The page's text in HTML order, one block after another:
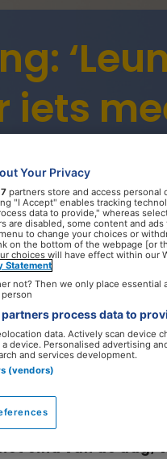
iets
23 november 2022
eind van de dag,
Your Privacy
partners store and access
"I Accept" enables tracking
data to provide," whereas
are disabled, some content and
to change your choices or
on the bottom of the webpage [or
choices will have effect within our
Statement
not? Then we only place
partners process data to
data. Actively scan device
device. Personalised advertising
and services development.
(vendors)